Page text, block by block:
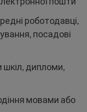
роботодавці,
посадові
шкіл, дипломи,
мовами або